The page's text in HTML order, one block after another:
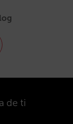
de ti